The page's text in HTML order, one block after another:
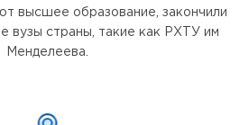
высшее образование, закончили
вузы страны, такие как РХТУ им
Менделеева.